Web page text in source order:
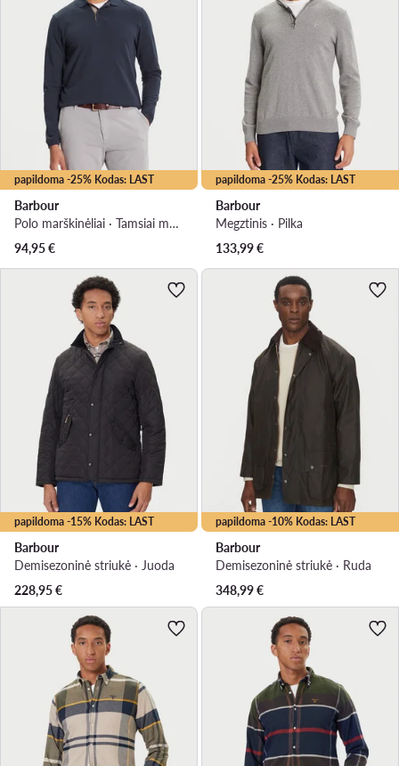
papildoma -25% Kodas: LAST
Barbour
Polo marškinėliai · Tamsiai mėlyna
94,95€
papildoma -25% Kodas: LAST
Barbour
Megztinis · Pilka
133,99€
papildoma -15% Kodas: LAST
Barbour
Demisezoninė striukė · Juoda
228,95€
papildoma -10% Kodas: LAST
Barbour
Demisezoninė striukė · Ruda
348,99€